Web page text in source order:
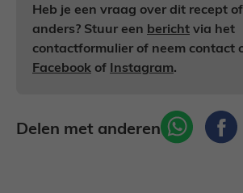
Heb je een vraag over dit recept
anders? Stuur een bericht via het
contactformulier of neem contact
Facebook of Instagram.
Delen met anderen